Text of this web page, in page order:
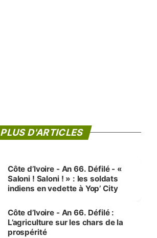
PLUS D'ARTICLES
Côte d’Ivoire - An 66. Défilé - «
Saloni ! Saloni ! » : les soldats
indiens en vedette à Yop’ City
Côte d’Ivoire - An 66. Défilé :
L’agriculture sur les chars de la
prospérité